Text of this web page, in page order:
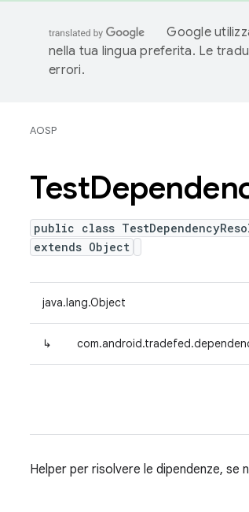
Google
nella tua lingua preferita. Le
errori.
AOSP
Test
public class
extends Object
java.lang.Object
↳
Helper per risolvere le dipendenze, se